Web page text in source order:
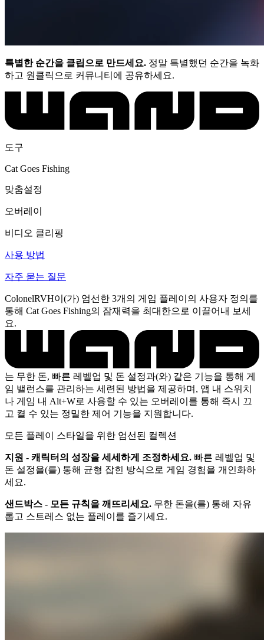
특별한 순간을 클립으로 만드세요. 정말 특별했던 순간을 녹화
하고 원클릭으로 커뮤니티에 공유하세요.
도구
Cat Goes Fishing
맞춤설정
오버레이
비디오 클리핑
사용 방법
자주 묻는 질문
ColonelRVH이(가) 엄선한 3개의 게임 플레이의 사용자 정의를
통해 Cat Goes Fishing의 잠재력을 최대한으로 이끌어내 보세
요.
는 무한 돈, 빠른 레벨업 및 돈 설정과(와) 같은 기능을 통해 게
임 밸런스를 관리하는 세련된 방법을 제공하며, 앱 내 스위치
나 게임 내 Alt+W로 사용할 수 있는 오버레이를 통해 즉시 끄
고 켤 수 있는 정밀한 제어 기능을 지원합니다.
모든 플레이 스타일을 위한 엄선된 컬렉션
지원 - 캐릭터의 성장을 세세하게 조정하세요. 빠른 레벨업 및
돈 설정을(를) 통해 균형 잡힌 방식으로 게임 경험을 개인화하
세요.
샌드박스 - 모든 규칙을 깨뜨리세요. 무한 돈을(를) 통해 자유
롭고 스트레스 없는 플레이를 즐기세요.